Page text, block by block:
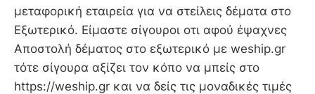
μεταφορική εταιρεία για να στείλεις δέματα στο
Εξωτερικό. Είμαστε σίγουροι οτι αφού έψαχνες
Aποστολή δέματος στο εξωτερικό με weship.gr
τότε σίγουρα αξίζει τον κόπο να μπείς στο
https://weship.gr και να δείς τις μοναδικές τιμές